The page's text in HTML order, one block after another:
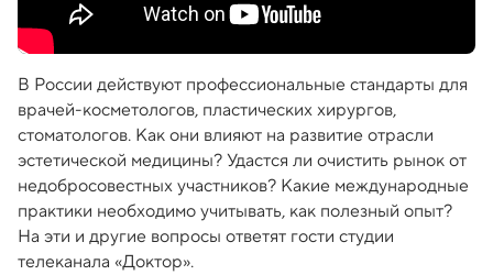
В России действуют профессиональные стандарты для
врачей-косметологов, пластических хирургов,
стоматологов. Как они влияют на развитие отрасли
эстетической медицины? Удастся ли очистить рынок от
недобросовестных участников? Какие международные
практики необходимо учитывать, как полезный опыт?
На эти и другие вопросы ответят гости студии
телеканала «Доктор».